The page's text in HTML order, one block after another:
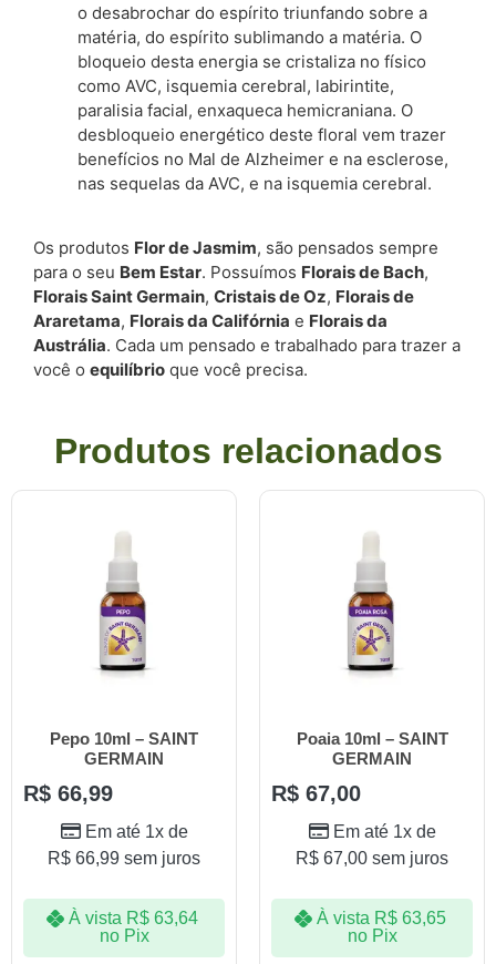
o desabrochar do espírito triunfando sobre a
matéria, do espírito sublimando a matéria. O
bloqueio desta energia se cristaliza no físico
como AVC, isquemia cerebral, labirintite,
paralisia facial, enxaqueca hemicraniana. O
desbloqueio energético deste floral vem trazer
benefícios no Mal de Alzheimer e na esclerose,
nas sequelas da AVC, e na isquemia cerebral.
Os produtos Flor de Jasmim, são pensados sempre
para o seu Bem Estar. Possuímos Florais de Bach,
Florais Saint Germain, Cristais de Oz, Florais de
Araretama, Florais da Califórnia e Florais da
Austrália. Cada um pensado e trabalhado para trazer a
você o equilíbrio que você precisa.
Produtos relacionados
Pepo 10ml – SAINT
GERMAIN
R$ 66,99
Em até 1x de
R$ 66,99 sem juros
À vista R$63,64
no Pix
Poaia 10ml – SAINT
GERMAIN
R$ 67,00
Em até 1x de
R$ 67,00 sem juros
À vista R$63,65
no Pix